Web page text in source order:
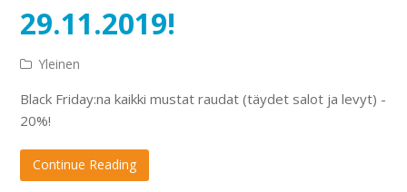
29.11.2019!
Yleinen
Black Friday:na kaikki mustat raudat (täydet salot ja levyt) -
20%!
Continue Reading